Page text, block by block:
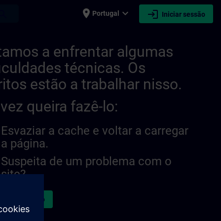
place Portugal expand_more login Iniciar sessão
a enfrentar algumas
técnicas. Os
estão a trabalhar nisso.
queira fazê-lo:
Esvaziar a cache e voltar a carregar
a página.
Suspeita de um problema com o
site?
a questão